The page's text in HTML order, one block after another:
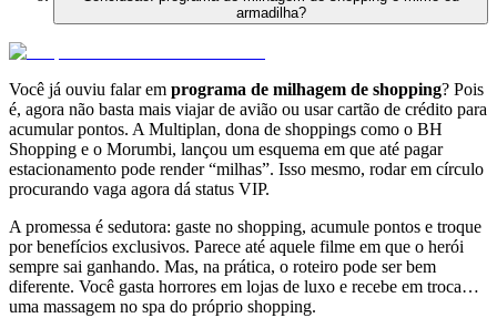
armadilha?
Você já ouviu falar em programa de milhagem de shopping? Pois
é, agora não basta mais viajar de avião ou usar cartão de crédito para
acumular pontos. A Multiplan, dona de shoppings como o BH
Shopping e o Morumbi, lançou um esquema em que até pagar
estacionamento pode render “milhas”. Isso mesmo, rodar em círculo
procurando vaga agora dá status VIP.
A promessa é sedutora: gaste no shopping, acumule pontos e troque
por benefícios exclusivos. Parece até aquele filme em que o herói
sempre sai ganhando. Mas, na prática, o roteiro pode ser bem
diferente. Você gasta horrores em lojas de luxo e recebe em troca…
uma massagem no spa do próprio shopping.